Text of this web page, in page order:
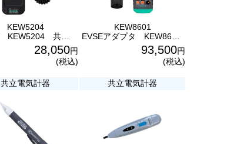
KEW5204
28,050円
(税込)
KEW8601
93,500円
(税込)
共立電気計器 共立電気計器